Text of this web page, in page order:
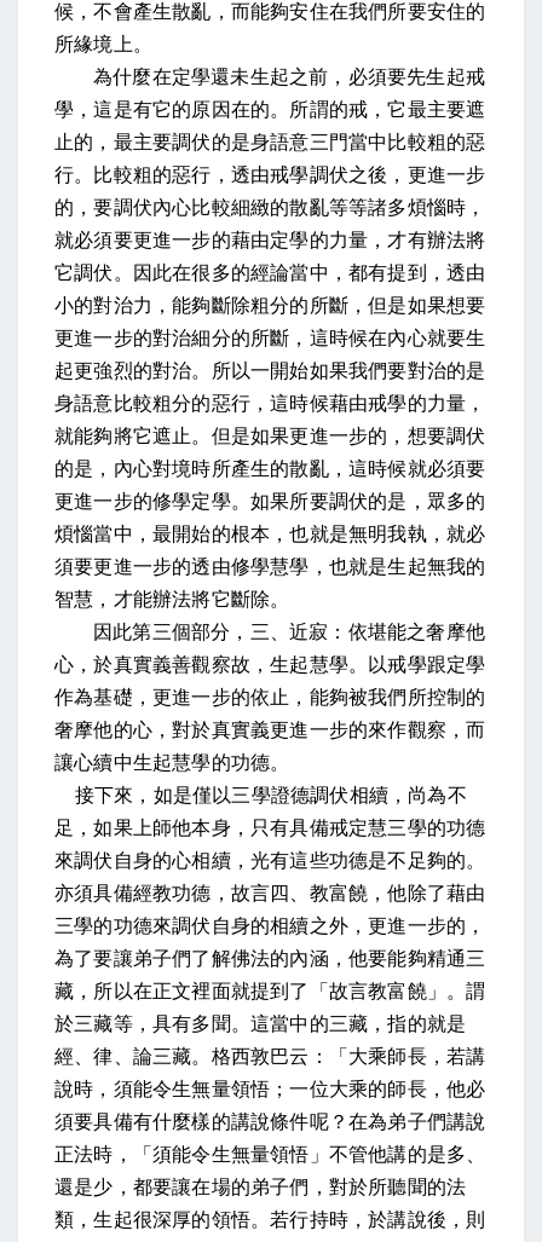
候，不會產生散亂，而能夠安住在我們所要安住的
所緣境上。
為什麼在定學還未生起之前，必須要先生起戒
學，這是有它的原因在的。所謂的戒，它最主要遮
止的，最主要調伏的是身語意三門當中比較粗的惡
行。比較粗的惡行，透由戒學調伏之後，更進一步
的，要調伏內心比較細緻的散亂等等諸多煩惱時，
就必須要更進一步的藉由定學的力量，才有辦法將
它調伏。因此在很多的經論當中，都有提到，透由
小的對治力，能夠斷除粗分的所斷，但是如果想要
更進一步的對治細分的所斷，這時候在內心就要生
起更強烈的對治。所以一開始如果我們要對治的是
身語意比較粗分的惡行，這時候藉由戒學的力量，
就能夠將它遮止。但是如果更進一步的，想要調伏
的是，內心對境時所產生的散亂，這時候就必須要
更進一步的修學定學。如果所要調伏的是，眾多的
煩惱當中，最開始的根本，也就是無明我執，就必
須要更進一步的透由修學慧學，也就是生起無我的
智慧，才能辦法將它斷除。
因此第三個部分，三、 近寂：依堪能之奢摩他
心，於真實義善觀察故，生起慧學。以戒學跟定學
作為基礎，更進一步的依止，能夠被我們所控制的
奢摩他的心，對於真實義更進一步的來作觀察，而
讓心續中生起慧學的功德。
接下來， 如是僅以三學證德調伏相續，尚為不
足 ，如果上師他本身，只有具備戒定慧三學的功德
來調伏自身的心相續，光有這些功德是不足夠的。
亦須具備經教功德，故言四、 教富饒 ，他除了藉由
三學的功德來調伏自身的相續之外，更進一步的，
為了要讓弟子們了解佛法的內涵，他要能夠精通三
藏，所以在正文裡面就提到了「故言教富饒」。謂
於三藏等，具有多聞 。這當中的三藏，指的就是
經、律、論三藏。 格西敦巴云：「大乘師長，若講
說時，須能令生無量領悟 ；一位大乘的師長，他必
須要具備有什麼樣的講說條件呢？在為弟子們講說
正法時，「須能令生無量領悟」不管他講的是多、
還是少，都要讓在場的弟子們，對於所聽聞的法
類，生起很深厚的領悟。 若行持時，於講說後，則